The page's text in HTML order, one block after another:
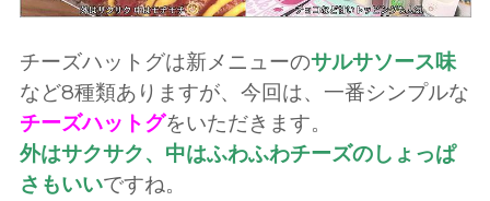
チーズハットグは新メニューのサルサソース味
など8種類ありますが、今回は、一番シンプルな
チーズハットグをいただきます。
外はサクサク、中はふわふわチーズのしょっぱ
さもいいですね。